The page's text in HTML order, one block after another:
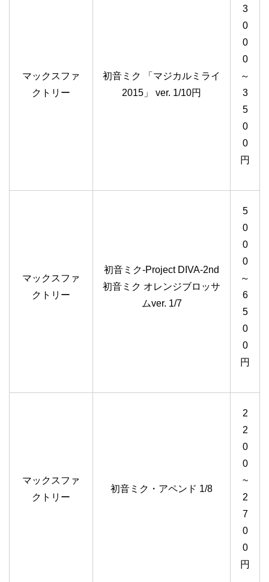
マックスファ
クトリー
初音ミク 「マジカルミライ
2015」 ver. 1/10円
3
0
0
0
～
3
5
0
0
円
マックスファ
クトリー
初音ミク-Project DIVA-2nd
初音ミク オレンジブロッサ
ムver. 1/7
5
0
0
0
～
6
5
0
0
円
マックスファ
クトリー
初音ミク・アペンド 1/8
2
2
0
0
~
2
7
0
0
円